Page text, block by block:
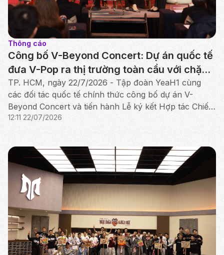
Thông cáo
Công bố V-Beyond Concert: Dự án quốc tế
đưa V-Pop ra thị trường toàn cầu với chặng
đầu tiên tại Bắc Mỹ
TP. HCM, ngày 22/7/2026 - Tập đoàn YeaH1 cùng
các đối tác quốc tế chính thức công bố dự án V-
Beyond Concert và tiến hành Lễ ký kết Hợp tác Chiến
lược giữa YeaH1, iMe Entertainment Group và AlphaZ.
12:11 22/07/2026